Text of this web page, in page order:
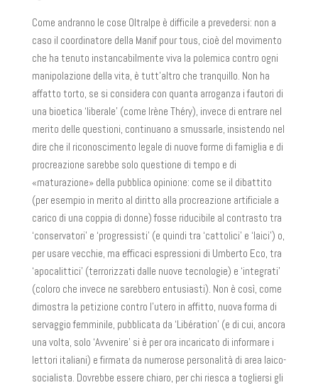
Come andranno le cose Oltralpe è difficile a prevedersi: non a
caso il coordinatore della Manif pour tous, cioè del movimento
che ha tenuto instancabilmente viva la polemica contro ogni
manipolazione della vita, è tutt’altro che tranquillo. Non ha
affatto torto, se si considera con quanta arroganza i fautori di
una bioetica ‘liberale’ (come Irène Théry), invece di entrare nel
merito delle questioni, continuano a smussarle, insistendo nel
dire che il riconoscimento legale di nuove forme di famiglia e di
procreazione sarebbe solo questione di tempo e di
«maturazione» della pubblica opinione: come se il dibattito
(per esempio in merito al diritto alla procreazione artificiale a
carico di una coppia di donne) fosse riducibile al contrasto tra
‘conservatori’ e ‘progressisti’ (e quindi tra ‘cattolici’ e ‘laici’) o,
per usare vecchie, ma efficaci espressioni di Umberto Eco, tra
‘apocalittici’ (terrorizzati dalle nuove tecnologie) e ‘integrati’
(coloro che invece ne sarebbero entusiasti). Non è così, come
dimostra la petizione contro l’utero in affitto, nuova forma di
servaggio femminile, pubblicata da ‘Libération’ (e di cui, ancora
una volta, solo ‘Avvenire’ si è per ora incaricato di informare i
lettori italiani) e firmata da numerose personalità di area laico-
socialista. Dovrebbe essere chiaro, per chi riesca a togliersi gli